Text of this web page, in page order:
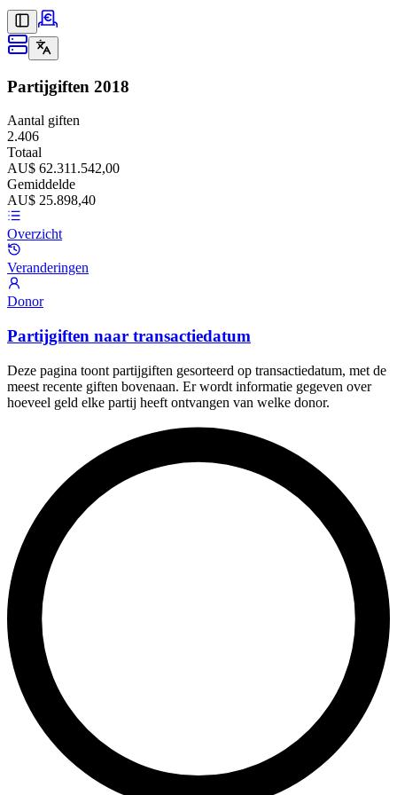
Partijgiften 2018
Aantal giften
2.406
Totaal
AU$ 62.311.542,00
Gemiddelde
AU$ 25.898,40
Overzicht
Veranderingen
Donor
Partijgiften naar transactiedatum
Deze pagina toont partijgiften gesorteerd op transactiedatum, met de
meest recente giften bovenaan. Er wordt informatie gegeven over
hoeveel geld elke partij heeft ontvangen van welke donor.